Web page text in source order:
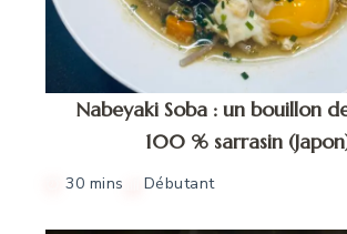
Nabeyaki Soba : un bouillon
100 % sarrasin
30 mins Débutant